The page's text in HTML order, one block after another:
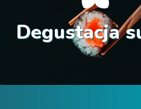
Degustacja